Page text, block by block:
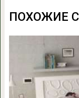
ПОХОЖИЕ